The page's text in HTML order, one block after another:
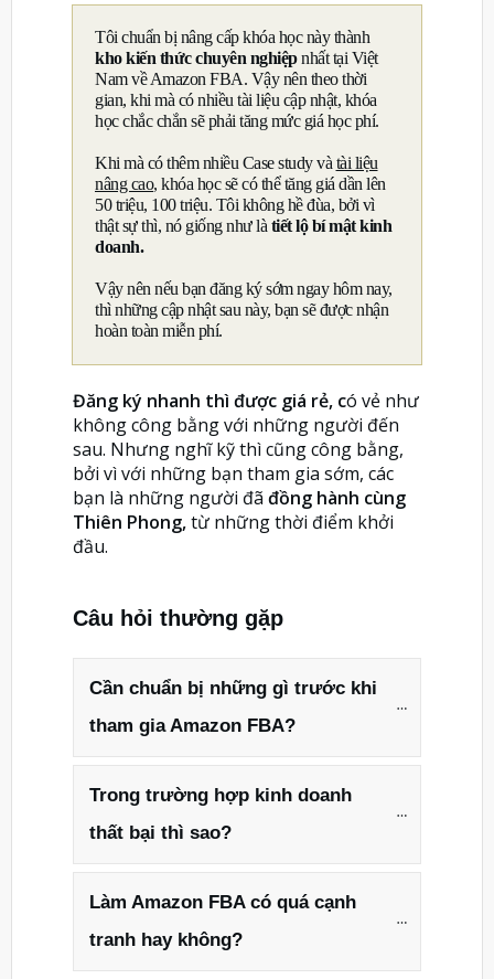
Tôi chuẩn bị nâng cấp khóa học này thành
kho kiến thức chuyên nghiệpnhất tại Việt
Nam về Amazon FBA. Vậy nên theo thời
gian, khi mà có nhiều tài liệu cập nhật, khóa
học chắc chắn sẽ phải tăng mức giá học phí.
Khi mà có thêm nhiều Case study và tài liệu
nâng cao, khóa học sẽ có thể tăng giá dần lên
50 triệu, 100 triệu. Tôi không hề đùa, bởi vì
thật sự thì, nó giống như là tiết lộ bí mật kinh
doanh.
Vậy nên nếu bạn đăng ký sớm ngay hôm nay,
thì những cập nhật sau này, bạn sẽ được nhận
hoàn toàn miễn phí.
Đăng ký nhanh thì được giá rẻ, có vẻ như
không công bằng với những người đến
sau. Nhưng nghĩ kỹ thì cũng công bằng,
bởi vì với những bạn tham gia sớm, các
bạn là những người đã đồng hành cùng
Thiên Phong,từ những thời điểm khởi
đầu.
Câu hỏi thường gặp
Cần chuẩn bị những gì trước khi
tham gia Amazon FBA?
Trong trường hợp kinh doanh
thất bại thì sao?
Làm Amazon FBA có quá cạnh
tranh hay không?